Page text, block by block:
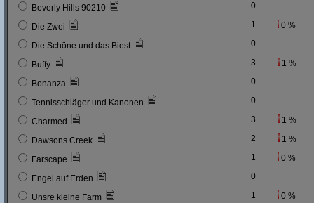
Beverly Hills 90210 0
Die Zwei 1 0 %
Die Schöne und das Biest 0
Buffy 3 1 %
Bonanza 0
Tennisschläger und Kanonen 0
Charmed 3 1 %
Dawsons Creek 2 1 %
Farscape 1 0 %
Engel auf Erden 0
Unsre kleine Farm 1 0 %